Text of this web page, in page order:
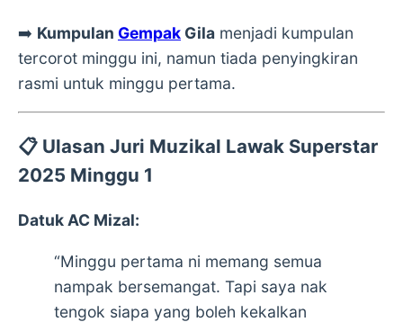
➡️ Kumpulan Gempak Gila menjadi kumpulan
tercorot minggu ini, namun tiada penyingkiran
rasmi untuk minggu pertama.
📋 Ulasan Juri Muzikal Lawak Superstar
2025 Minggu 1
Datuk AC Mizal:
“Minggu pertama ni memang semua
nampak bersemangat. Tapi saya nak
tengok siapa yang boleh kekalkan